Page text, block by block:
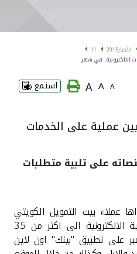
الأخبار2015
11
A
A
A استمع
أكثر من 3.5 ملايين عملية على الخدمات
على تلبية متطلبات
عملاء بيت التمويل الكويتي
"بيتك" على الخدمات المصرفية الالكترونية الى اكثر من 3.5
على تطبيق "بيتك" اون لاين